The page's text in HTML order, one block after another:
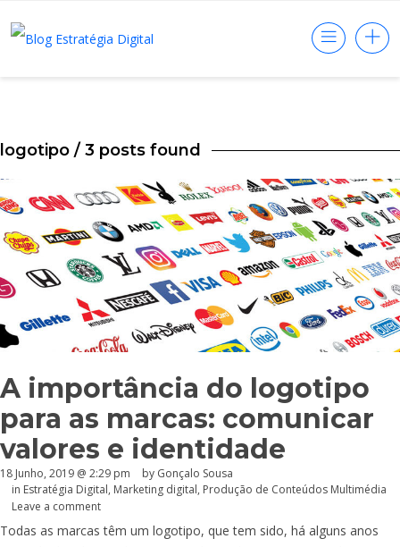
logotipo / 3 posts found
A importância do logotipo
para as marcas: comunicar
valores e identidade
18 Junho, 2019 @ 2:29 pm by Gonçalo Sousa
in Estratégia Digital, Marketing digital, Produção de Conteúdos Multimédia
Leave a comment
Todas as marcas têm um logotipo, que tem sido, há alguns anos